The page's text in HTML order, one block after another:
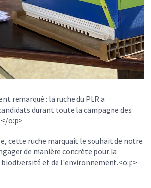
remarqué : la ruche du PLR a
durant toute la campagne des
o:p>
cette ruche marquait le souhait de notre
de manière concrète pour la
et de l'environnement.<o:p>